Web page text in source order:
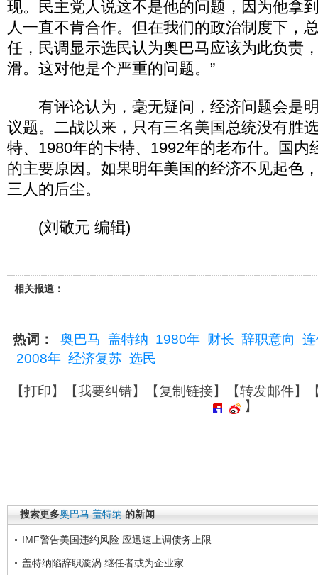
现。民主党人说这不是他的问题，因为他拿
人一直不肯合作。但在我们的政治制度下，
任，民调显示选民认为奥巴马应该为此负责
滑。这对他是个严重的问题。”
有评论认为，毫无疑问，经济问题会是
议题。二战以来，只有三名美国总统没有胜
特、1980年的卡特、1992年的老布什。国内
的主要原因。如果明年美国的经济不见起色
三人的后尘。
(刘敬元 编辑)
相关报道：
热词： 奥巴马 盖特纳 1980年 财长 辞职意向
2008年 经济复苏 选民
【打印】【我要纠错】【复制链接】【转发邮件】
】
搜索更多奥巴马 盖特纳 的新闻
IMF警告美国违约风险 应迅速上调债务上限
盖特纳陷辞职漩涡 继任者或为企业家